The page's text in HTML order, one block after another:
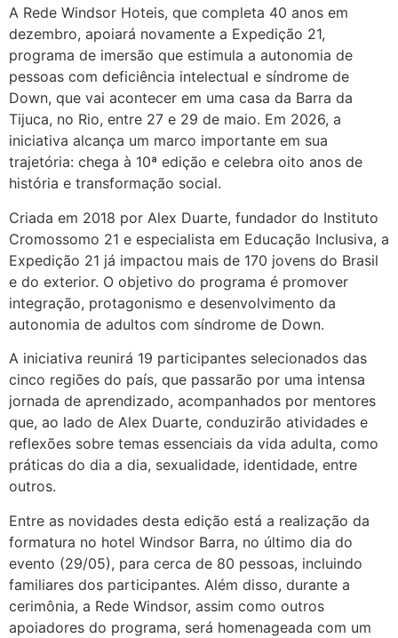
A Rede Windsor Hoteis, que completa 40 anos em
dezembro, apoiará novamente a Expedição 21,
programa de imersão que estimula a autonomia de
pessoas com deficiência intelectual e síndrome de
Down, que vai acontecer em uma casa da Barra da
Tijuca, no Rio, entre 27 e 29 de maio. Em 2026, a
iniciativa alcança um marco importante em sua
trajetória: chega à 10ª edição e celebra oito anos de
história e transformação social.
Criada em 2018 por Alex Duarte, fundador do Instituto
Cromossomo 21 e especialista em Educação Inclusiva, a
Expedição 21 já impactou mais de 170 jovens do Brasil
e do exterior. O objetivo do programa é promover
integração, protagonismo e desenvolvimento da
autonomia de adultos com síndrome de Down.
A iniciativa reunirá 19 participantes selecionados das
cinco regiões do país, que passarão por uma intensa
jornada de aprendizado, acompanhados por mentores
que, ao lado de Alex Duarte, conduzirão atividades e
reflexões sobre temas essenciais da vida adulta, como
práticas do dia a dia, sexualidade, identidade, entre
outros.
Entre as novidades desta edição está a realização da
formatura no hotel Windsor Barra, no último dia do
evento (29/05), para cerca de 80 pessoas, incluindo
familiares dos participantes. Além disso, durante a
cerimônia, a Rede Windsor, assim como outros
apoiadores do programa, será homenageada com um